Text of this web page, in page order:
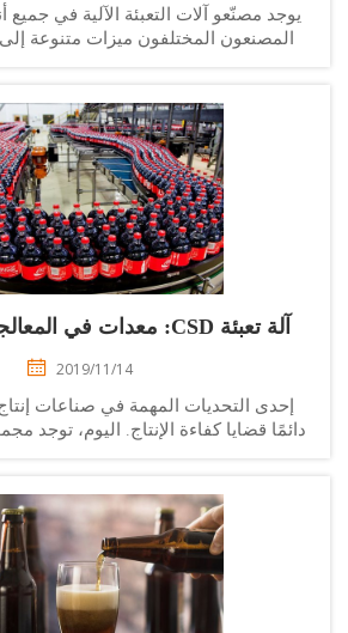
مصنّعو آلات التعبئة الآلية في جميع أنحاء
المصنعون المختلفون ميزات متنوعة إلى هذه
آلة تعبئة CSD: معدات في المعالجة لتعزيز الإنتاج
2019/11/14
إحدى التحديات المهمة في صناعات إنتاج
قضايا كفاءة الإنتاج. اليوم، توجد مجموعة